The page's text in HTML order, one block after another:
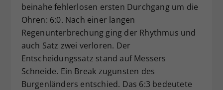
beinahe fehlerlosen ersten Durchgang um die
Ohren: 6:0. Nach einer langen
Regenunterbrechung ging der Rhythmus und
auch Satz zwei verloren. Der
Entscheidungssatz stand auf Messers
Schneide. Ein Break zugunsten des
Burgenländers entschied. Das 6:3 bedeutete